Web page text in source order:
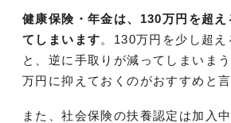
健康保険・年金は、130万円を超
てしまいます。130万円を少し超
と、逆に手取りが減ってしまいま
万円に抑えておくのがおすすめと言
また、社会保険の扶養認定は加入